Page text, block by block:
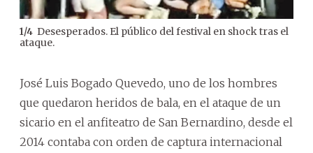
1/4 Desesperados. El público del festival en shock tras el
ataque.
José Luis Bogado Quevedo, uno de los hombres
que quedaron heridos de bala, en el ataque de un
sicario en el anfiteatro de San Bernardino, desde el
2014 contaba con orden de captura internacional